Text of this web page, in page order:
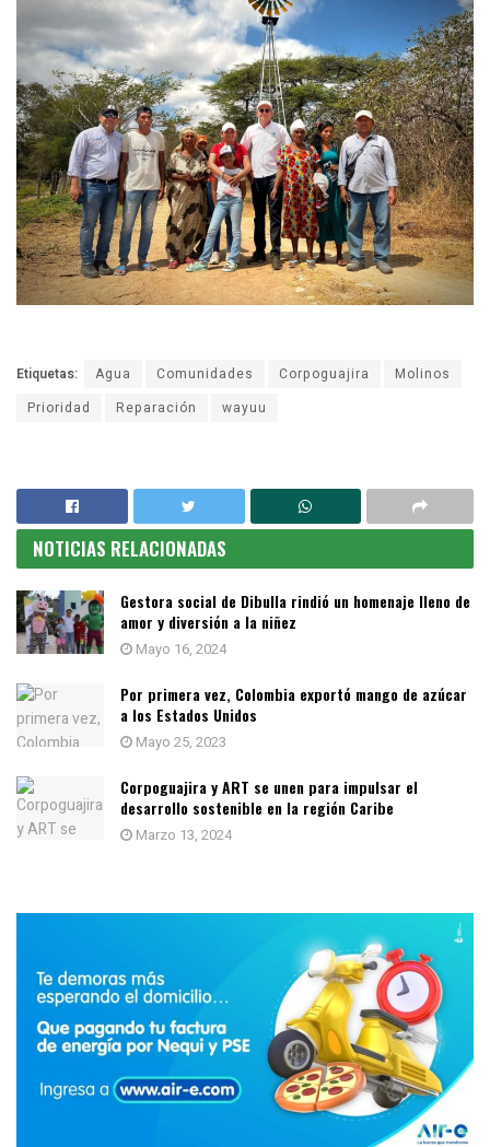
Etiquetas: Agua Comunidades Corpoguajira
Molinos
Prioridad
Reparación wayuu
NOTICIAS RELACIONADAS
Gestora social de Dibulla rindió un homenaje lleno de
amor y diversión a la niñez
Mayo 16, 2024
Por primera vez, Colombia exportó mango de azúcar
a los Estados Unidos
Mayo 25, 2023
Corpoguajira y ART se unen para impulsar el
desarrollo sostenible en la región Caribe
Marzo 13, 2024